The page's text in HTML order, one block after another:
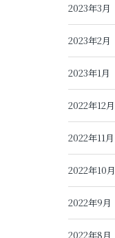
2023年3月
2023年2月
2023年1月
2022年12月
2022年11月
2022年10月
2022年9月
2022年8月